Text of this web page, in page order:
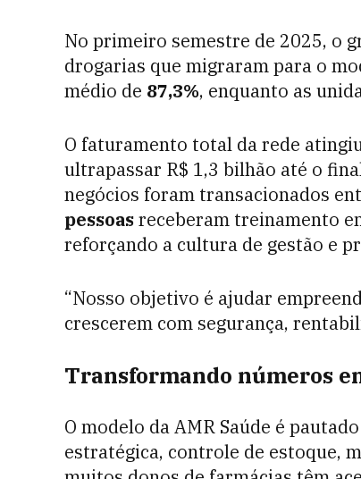
No primeiro semestre de 2025, o
drogarias que migraram para o
médio de 87,3%, enquanto as
O faturamento total da rede
ultrapassar R$ 1,3 bilhão até o
negócios foram transacionados
pessoasreceberam treinamento
reforçando a cultura de gestão e
“Nosso objetivo é ajudar
crescerem com segurança,
Transformando números
O modelo da AMR Saúde é
estratégica, controle de estoque,